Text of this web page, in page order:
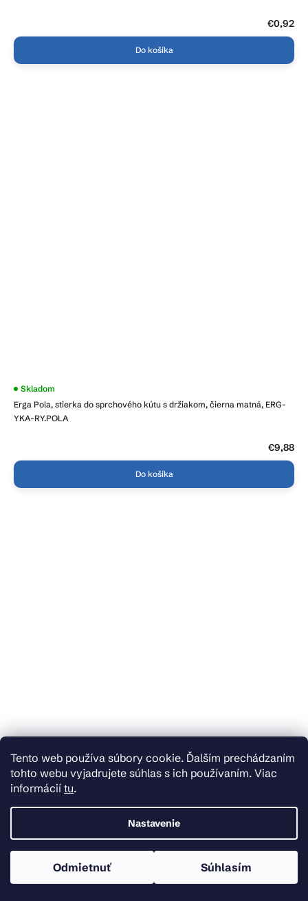
Tento web používa súbory cookie. Ďalším prechádzaním
tohto webu vyjadrujete súhlas s ich používaním. Viac
informácií tu.
Nastavenie
Odmietnuť Súhlasím
€0,92
Do košíka
Erga Pola, stierka do sprchového kútu s držiakom, čierna matná, ERG-
YKA-RY.POLA
Skladom
€9,88
Do košíka
Erga Korfu, umývadlová batéria h-155, chrómová, ERG-YKA-
BU.KORFU24-CHR